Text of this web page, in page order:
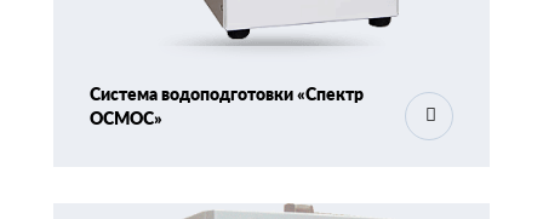
Система водоподготовки «Спектр
ОСМОС»